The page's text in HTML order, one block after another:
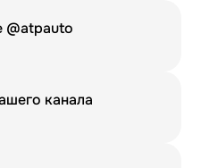
@atpauto
канала